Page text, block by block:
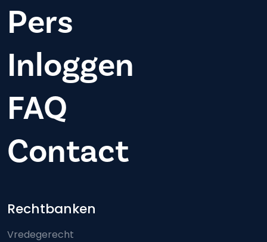
Pers
Inloggen
FAQ
Contact
Footer-menu
Rechtbanken
Vredegerecht